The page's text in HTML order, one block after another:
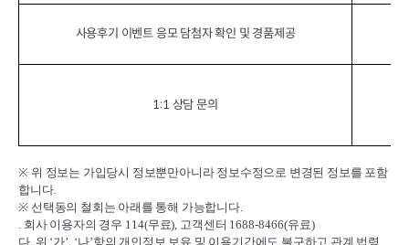
사용후기 이벤트 응모 담첨자 확인 및 경품제공
1:1 상담 문의
※ 위 정보는 가입당시 정보뿐만아니라 정보수정으로 변경된 정보를 포함
합니다.
※ 선택동의 철회는 아래를 통해 가능합니다.
. 회사 이용자의 경우 114(무료), 고객센터 1688-8466(유료)
다. 위 ‘가’, ‘나’항의 개인정보 보유 및 이용기간에도 불구하고 관계 법령